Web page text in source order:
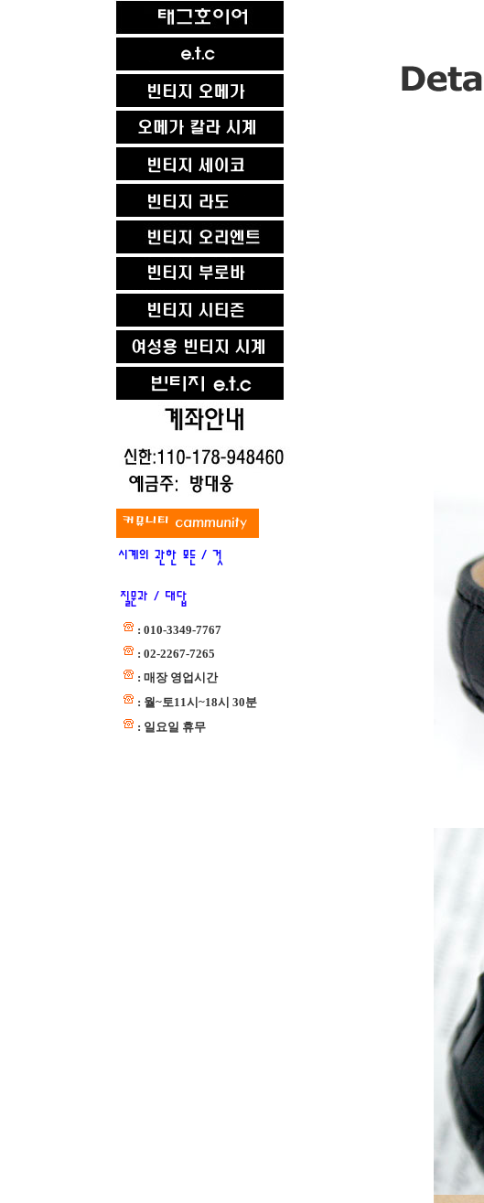
: 010-3349-7767
: 02-2267-7265
: 매장 영업시간
: 월~토11시~18시 30분
: 일요일 휴무